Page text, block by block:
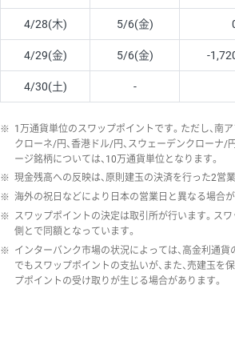
4/28(木) 5/6(金)
4/29(金) 5/6(金) -
4/30(土) -
※ 1万通貨単位のスワップポイントです。ただし、南
クローネ/円、香港ドル/円、スウェーデンクローナ/
ージ銘柄については、10万通貨単位となります。
※ 現金残高への反映は、原則建玉の決済を行った2営
※ 海外の祝日などにより日本の営業日と異なる場合が
※ スワップポイントの決定は取引所が行います。ス
側とで同額となっています。
※ インターバンク市場の状況によっては、高金利通
でもスワップポイントの支払いが、また、売建玉を
プポイントの受け取りが生じる場合があります。